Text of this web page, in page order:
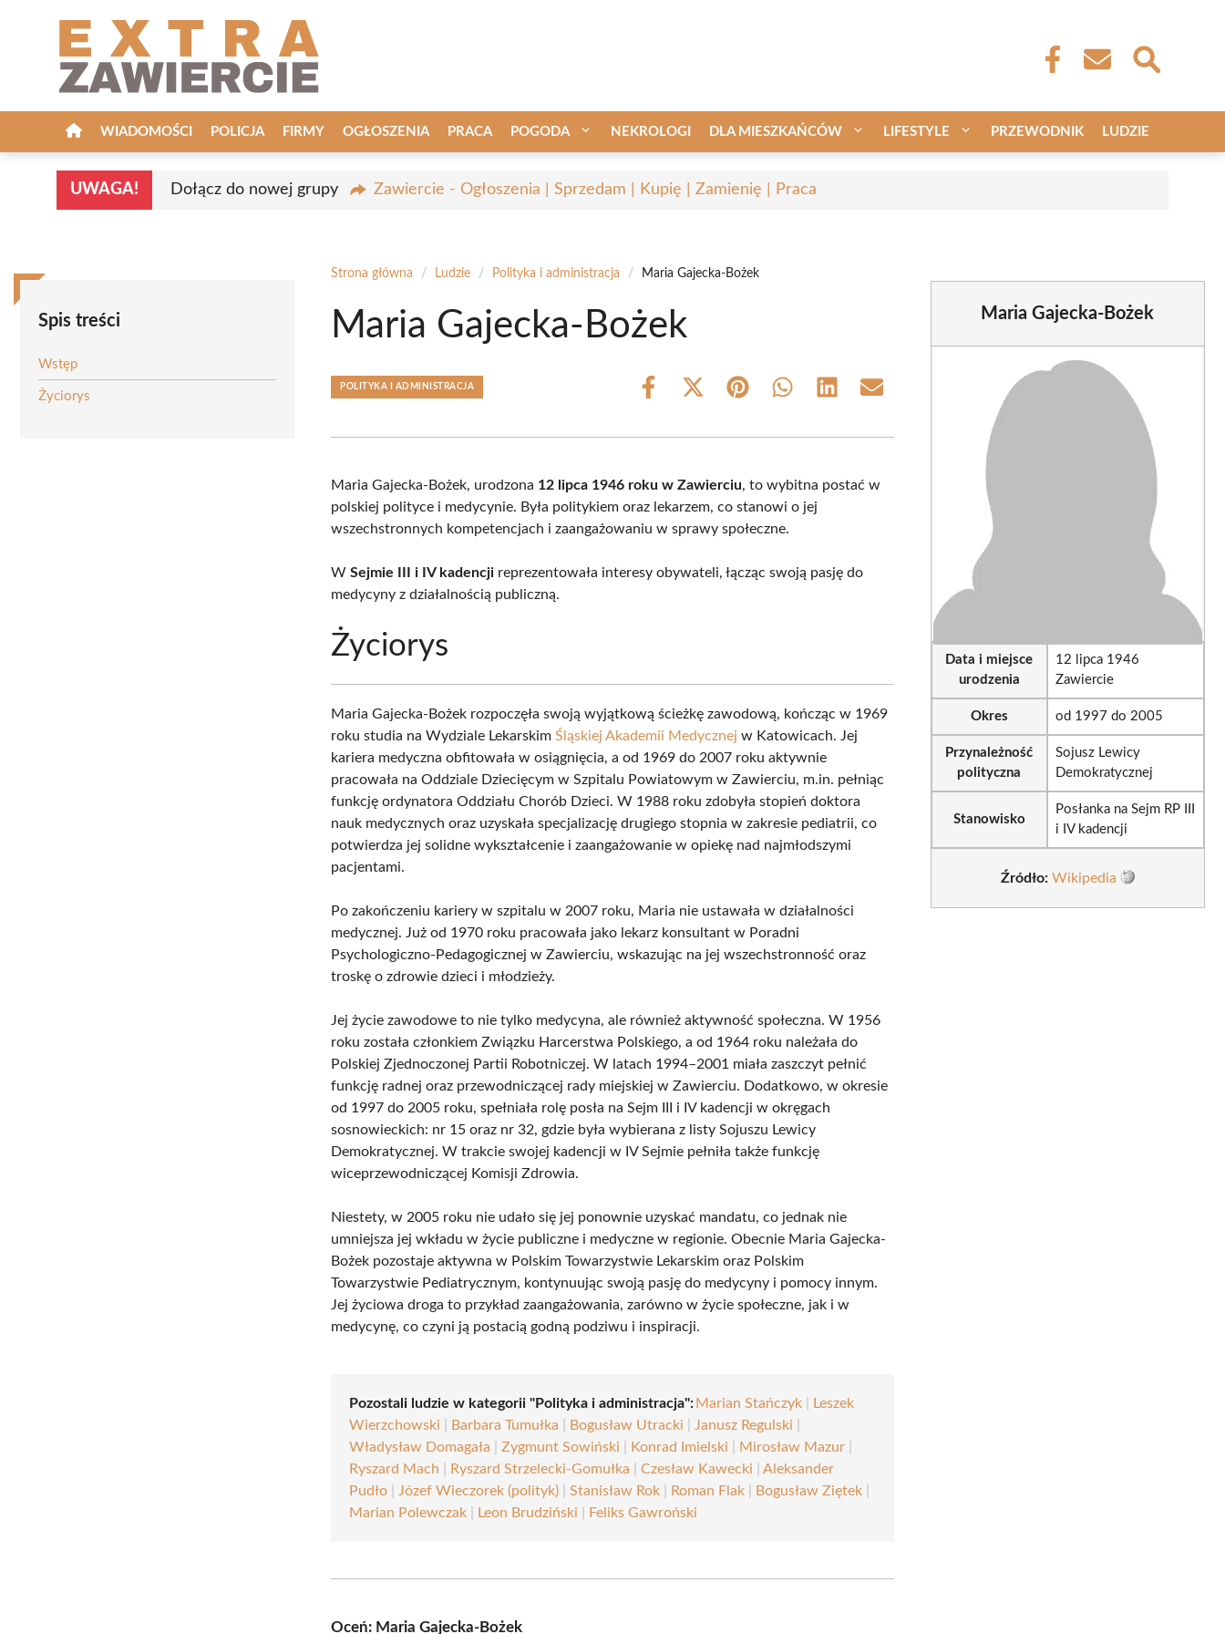
WIADOMOŚCI POLICJA FIRMY OGŁOSZENIA PRACA POGODA NEKROLOGI DLA MIESZKAŃCÓW LIFESTYLE PRZEWODNIK LUDZIE
UWAGA! Dołącz do nowej grupy Zawiercie - Ogłoszenia | Sprzedam | Kupię | Zamienię | Praca
Spis treści
Wstęp
Życiorys
Strona główna / Ludzie / Polityka i administracja / Maria Gajecka-Bożek
Maria Gajecka-Bożek
POLITYKA I ADMINISTRACJA
Share
Share
(Twitter)
Share Share Share Share
Maria Gajecka-Bożek, urodzona 12 lipca 1946 roku w Zawierciu, to wybitna postać w
polskiej polityce i medycynie. Była politykiem oraz lekarzem, co stanowi o jej
wszechstronnych kompetencjach i zaangażowaniu w sprawy społeczne.
WSejmie III i IV kadencji reprezentowała interesy obywateli, łącząc swoją pasję do
medycyny z działalnością publiczną.
Życiorys
Maria Gajecka-Bożek rozpoczęła swoją wyjątkową ścieżkę zawodową, kończąc w 1969
roku studia na Wydziale LekarskimŚląskiej Akademii Medycznej w Katowicach. Jej
kariera medyczna obfitowała w osiągnięcia, a od 1969 do 2007 roku aktywnie
pracowała na Oddziale Dziecięcym w Szpitalu Powiatowym w Zawierciu, m.in. pełniąc
funkcję ordynatora Oddziału Chorób Dzieci. W 1988 roku zdobyła stopień doktora
nauk medycznych oraz uzyskała specjalizację drugiego stopnia w zakresie pediatrii, co
potwierdza jej solidne wykształcenie i zaangażowanie w opiekę nad najmłodszymi
pacjentami.
Po zakończeniu kariery w szpitalu w 2007 roku, Maria nie ustawała w działalności
medycznej. Już od 1970 roku pracowała jako lekarz konsultant w Poradni
Psychologiczno-Pedagogicznej w Zawierciu, wskazując na jej wszechstronność oraz
troskę o zdrowie dzieci i młodzieży.
Jej życie zawodowe to nie tylko medycyna, ale również aktywność społeczna. W 1956
roku została członkiem Związku Harcerstwa Polskiego, a od 1964 roku należała do
Polskiej Zjednoczonej Partii Robotniczej. W latach 1994–2001 miała zaszczyt pełnić
funkcję radnej oraz przewodniczącej rady miejskiej w Zawierciu. Dodatkowo, w okresie
od 1997 do 2005 roku, spełniała rolę posła na Sejm III i IV kadencji w okręgach
sosnowieckich: nr 15 oraz nr 32, gdzie była wybierana z listy Sojuszu Lewicy
Demokratycznej. W trakcie swojej kadencji w IV Sejmie pełniła także funkcję
wiceprzewodniczącej Komisji Zdrowia.
Niestety, w 2005 roku nie udało się jej ponownie uzyskać mandatu, co jednak nie
umniejsza jej wkładu w życie publiczne i medyczne w regionie. Obecnie Maria Gajecka-
Bożek pozostaje aktywna w Polskim Towarzystwie Lekarskim oraz Polskim
Towarzystwie Pediatrycznym, kontynuując swoją pasję do medycyny i pomocy innym.
Jej życiowa droga to przykład zaangażowania, zarówno w życie społeczne, jak i w
medycynę, co czyni ją postacią godną podziwu i inspiracji.
Pozostali ludzie w kategorii "Polityka i administracja":Marian Stańczyk
Leszek
Wierzchowski
Barbara Tumułka Bogusław Utracki Janusz Regulski
Władysław Domagała |Zygmunt Sowiński Konrad Imielski Mirosław Mazur
Ryszard Mach
Ryszard Strzelecki-Gomułka |Czesław Kawecki |Aleksander
Pudło
Józef Wieczorek (polityk) |Stanisław Rok Roman Flak Bogusław Ziętek
Marian Polewczak
Leon Brudziński Feliks Gawroński
Oceń: Maria Gajecka-Bożek
Maria Gajecka-Bożek
Data i miejsce
urodzenia
12 lipca 1946
Zawiercie
Okres od 1997 do 2005
Przynależność
polityczna
Sojusz Lewicy
Demokratycznej
Stanowisko
Posłanka na Sejm RP III
i IV kadencji
Źródło: Wikipedia